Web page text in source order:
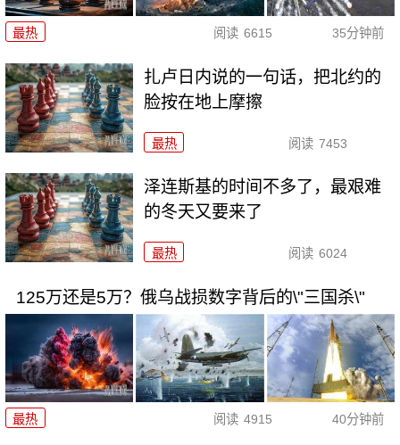
最热 阅读 6615 35分钟前
扎卢日内说的一句话，把北约的
脸按在地上摩擦
最热 阅读 7453
泽连斯基的时间不多了，最艰难
的冬天又要来了
最热 阅读 6024
125万还是5万？俄乌战损数字背后的\"三国杀\"
最热 阅读 4915 40分钟前